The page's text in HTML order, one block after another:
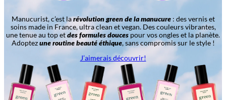
Manucurist, c’est larévolution green de la manucure: des vernis et
soins made in France, ultra clean et vegan. Des couleurs vibrantes,
une tenue au top etdes formules douces pour vos ongles et la planète.
Adoptezune routine beauté éthique, sans compromis sur le style !
J’aimerais découvrir!